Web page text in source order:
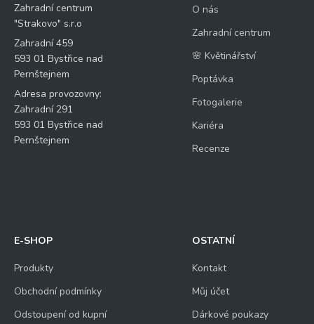
Zahradní centrum
"Strakovo" s.r.o
Zahradní 459
593 01 Bystřice nad
Pernštejnem
Adresa provozovny:
Zahradní 291
593 01 Bystřice nad
Pernštejnem
O nás
Zahradní centrum
🌸 Květinářství
Poptávka
Fotogalerie
Kariéra
Recenze
E-SHOP
Produkty
Obchodní podmínky
Odstoupení od kupní
OSTATNÍ
Kontakt
Můj účet
Dárkové poukazy